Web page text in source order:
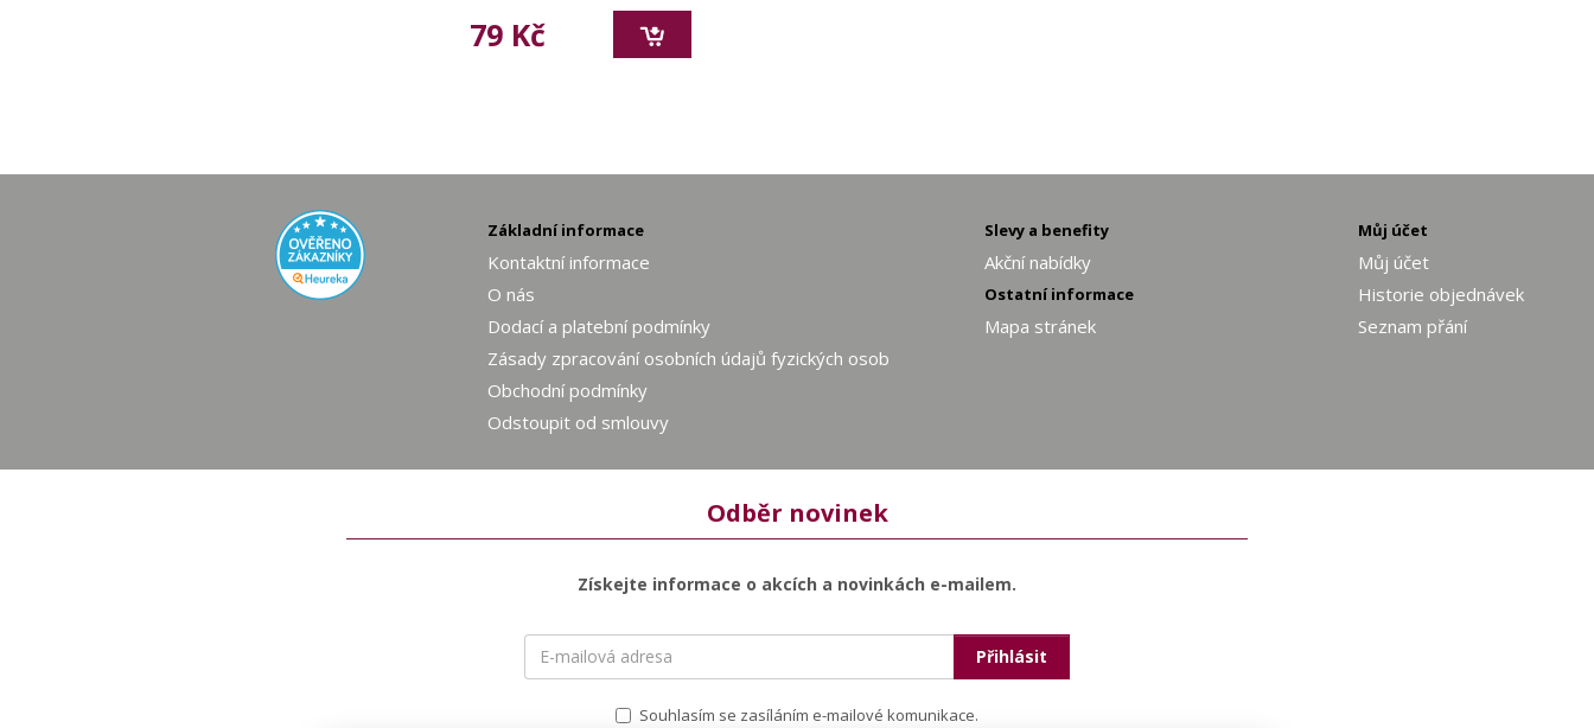
79 Kč
Základní informace
Kontaktní informace
O nás
Dodací a platební podmínky
Zásady zpracování osobních údajů fyzických osob
Obchodní podmínky
Odstoupit od smlouvy
Slevy a benefity
Akční nabídky
Ostatní informace
Mapa stránek
Můj účet
Můj účet
Historie objednávek
Seznam přání
Odběr novinek
Získejte informace o akcích a novinkách e-mailem.
Přihlásit
Souhlasím se zasíláním e-mailové komunikace.